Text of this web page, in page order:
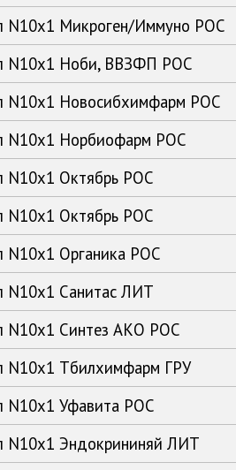
N10x1 Микроген/Иммуно РОС
N10x1 Ноби, ВВЗФП РОС
N10x1 Новосибхимфарм РОС
N10x1 Норбиофарм РОС
N10x1 Октябрь РОС
N10x1 Октябрь РОС
N10x1 Органика РОС
N10x1 Санитас ЛИТ
N10x1 Синтез АКО РОС
N10x1 Тбилхимфарм ГРУ
N10x1 Уфавита РОС
N10x1 Эндокрининяй ЛИТ